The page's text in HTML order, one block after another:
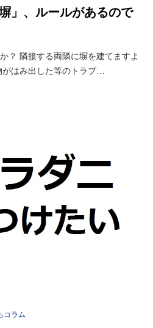
」、ルールがあるので
？ 隣接する両隣に塀を建てますよ
はみ出した等のトラブ…
コラム